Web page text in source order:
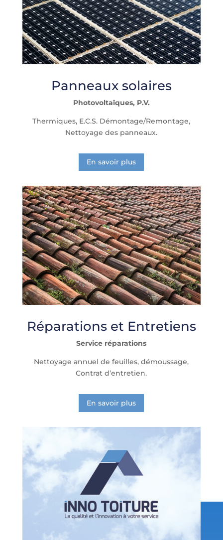
Panneaux solaires
Photovoltaïques, P.V.
Thermiques, E.C.S. Démontage/Remontage,
Nettoyage des panneaux.
En savoir plus
Réparations et Entretiens
Service réparations
Nettoyage annuel de feuilles, démoussage,
Contrat d’entretien.
En savoir plus